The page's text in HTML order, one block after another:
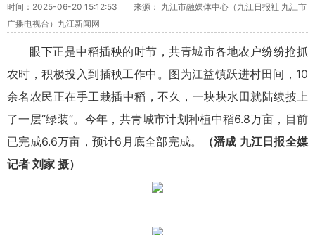
时间：2025-06-20 15:12:53
来源： 九江市融媒体中心（九江日报社 九江市
广播电视台）九江新闻网
眼下正是中稻插秧的时节，共青城市各地农户纷纷抢抓
农时，积极投入到插秧工作中。图为江益镇跃进村田间，10
余名农民正在手工栽插中稻，不久，一块块水田就陆续披上
了一层“绿装”。今年，共青城市计划种植中稻6.8万亩，目前
已完成6.6万亩，预计6月底全部完成。
（潘成 九江日报全媒
记者 刘家 摄）